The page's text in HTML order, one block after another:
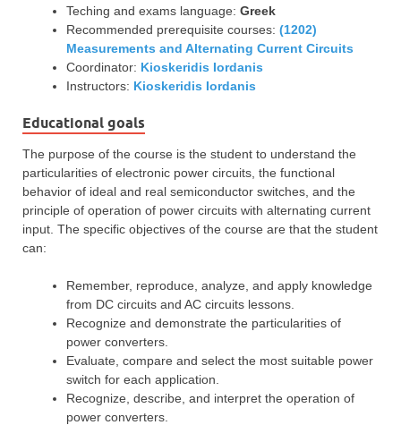
Teching and exams language: Greek
Recommended prerequisite courses: (1202)
Measurements and Alternating Current Circuits
Coordinator: Kioskeridis Iordanis
Instructors: Kioskeridis Iordanis
Educational goals
The purpose of the course is the student to understand the
particularities of electronic power circuits, the functional
behavior of ideal and real semiconductor switches, and the
principle of operation of power circuits with alternating current
input. The specific objectives of the course are that the student
can:
Remember, reproduce, analyze, and apply knowledge
from DC circuits and AC circuits lessons.
Recognize and demonstrate the particularities of
power converters.
Evaluate, compare and select the most suitable power
switch for each application.
Recognize, describe, and interpret the operation of
power converters.